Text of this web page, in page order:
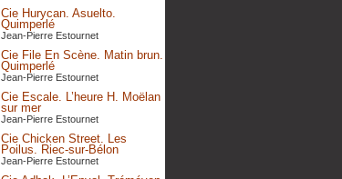
Cie Hurycan. Asuelto.
Quimperlé
Jean-Pierre Estournet
Cie File En Scène. Matin brun.
Quimperlé
Jean-Pierre Estournet
Cie Escale. L’heure H. Moëlan
sur mer
Jean-Pierre Estournet
Cie Chicken Street. Les
Poilus. Riec-sur-Bélon
Jean-Pierre Estournet